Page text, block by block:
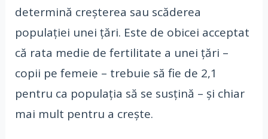
determină creșterea sau scăderea
populației unei țări. Este de obicei acceptat
că rata medie de fertilitate a unei țări –
copii pe femeie – trebuie să fie de 2,1
pentru ca populația să se susțină – și chiar
mai mult pentru a crește.